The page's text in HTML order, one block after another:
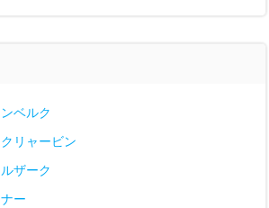
ベルク
リャービン
ザーク
ー